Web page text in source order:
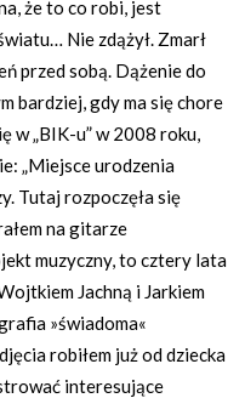
że to co robi, jest
Nie zdążył. Zmarł
przed sobą. Dążenie do
bardziej, gdy ma się chore
w „BIK-u” w 2008 roku,
„Miejsce urodzenia
Tutaj rozpoczęła się
na gitarze
muzyczny, to cztery lata
Jachną i Jarkiem
»świadoma«
robiłem już od dziecka
interesujące